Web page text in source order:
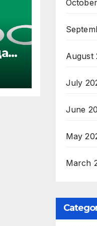
August
July
June
May
March